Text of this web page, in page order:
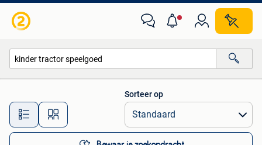
Alle afstanden…
Sorteer op